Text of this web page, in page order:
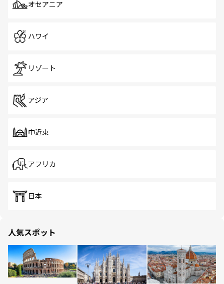
オセアニア
ハワイ
リゾート
アジア
中近東
アフリカ
日本
人気スポット